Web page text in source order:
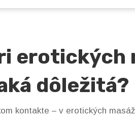
erotických
dôležitá?
kontakte – v erotických